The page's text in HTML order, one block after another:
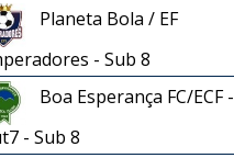
Planeta Bola / EF
- Sub 8
Boa Esperança FC/ECF -
- Sub 8